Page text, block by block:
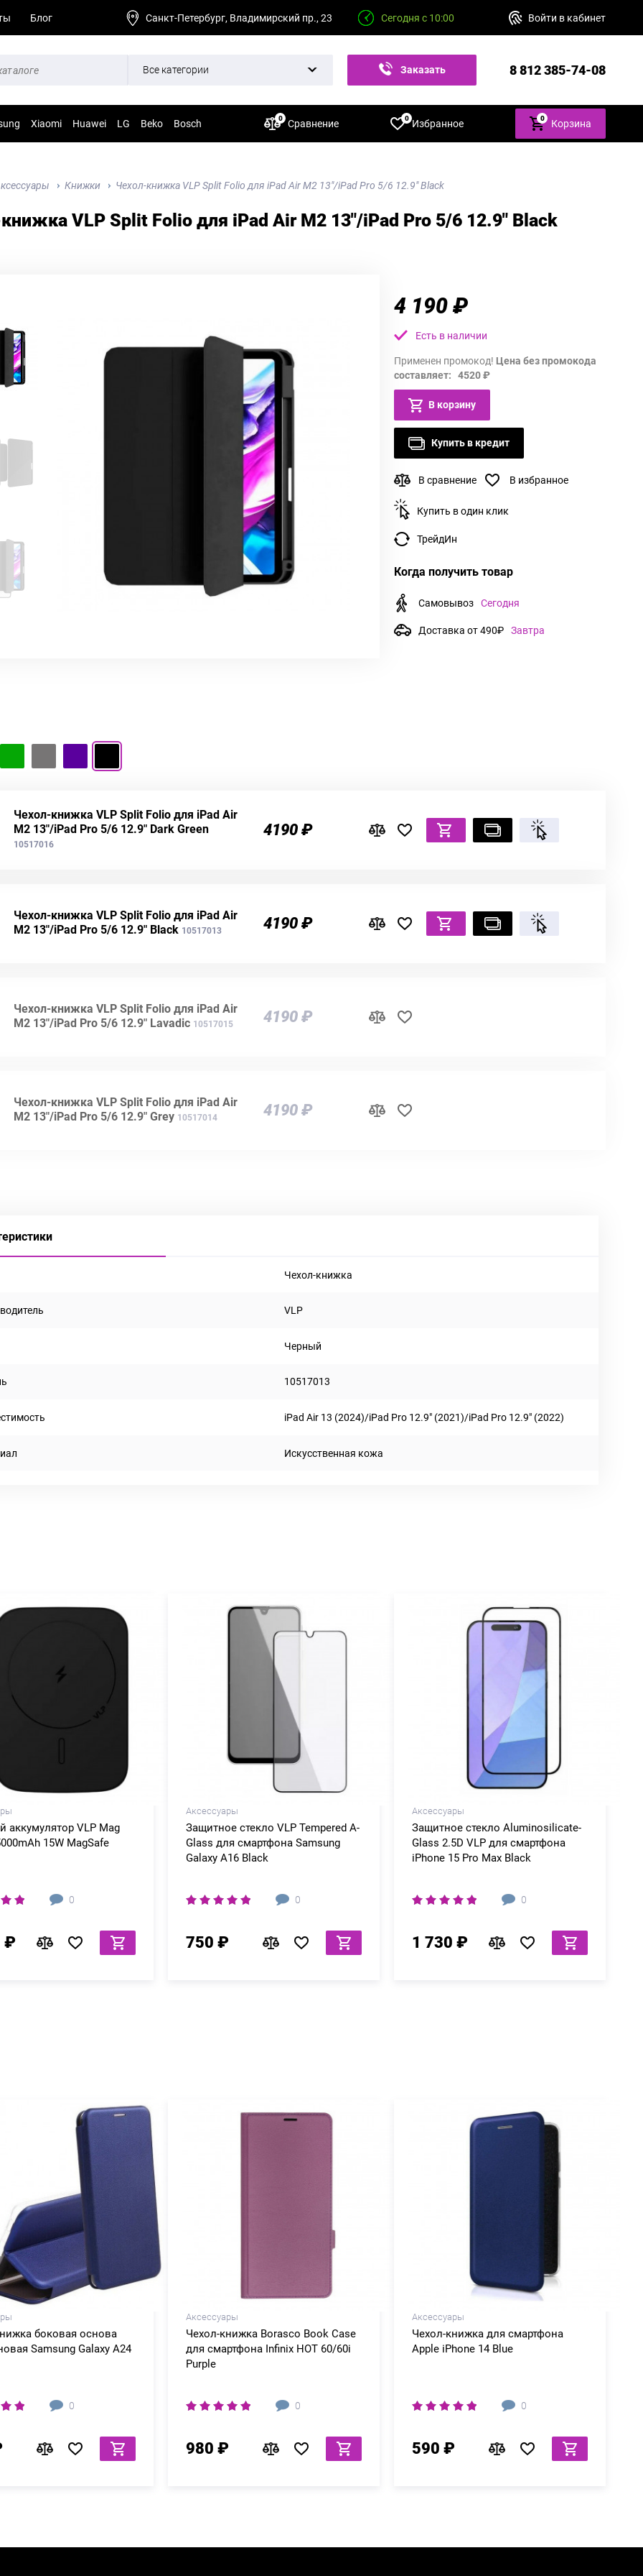
Блог Санкт-Петербург, Владимирский пр., 23 Сегодня с 10:00 Войти в кабинет
Все категории Заказать 8 812 385-74-08
Xiaomi Huawei LG Beko Bosch Сравнение
0 Избранное
0 0 Корзина
Книжки Чехол-книжка VLP Split Folio для iPad Air M2 13"/iPad Pro 5/6 12.9" Black
VLP Split Folio для iPad Air M2 13"/iPad Pro 5/6 12.9" Black
4 190 ₽
Есть в наличии
Применен промокод! Цена без промокода
составляет: 4520 ₽
В корзину
Купить в кредит
В сравнение В избранное
Купить в один клик
ТрейдИн
Когда получить товар
Самовывоз Сегодня
Доставка от 490₽ Завтра
Чехол-книжка VLP Split Folio для iPad Air
M2 13"/iPad Pro 5/6 12.9" Dark Green
10517016
4190 ₽
Чехол-книжка VLP Split Folio для iPad Air
M2 13"/iPad Pro 5/6 12.9" Black 10517013 4190 ₽
Чехол-книжка VLP Split Folio для iPad Air
M2 13"/iPad Pro 5/6 12.9" Lavadic 10517015 4190 ₽
Чехол-книжка VLP Split Folio для iPad Air
M2 13"/iPad Pro 5/6 12.9" Grey 10517014 4190 ₽
Чехол-книжка
VLP
Черный
10517013
iPad Air 13 (2024)/iPad Pro 12.9" (2021)/iPad Pro 12.9" (2022)
Искусственная кожа
аккумулятор VLP Mag
15W MagSafe
0
₽
Аксессуары
Защитное стекло VLP Tempered A-
Glass для смартфона Samsung
Galaxy A16 Black
0
750 ₽
Аксессуары
Защитное стекло Aluminosilicate-
Glass 2.5D VLP для смартфона
iPhone 15 Pro Max Black
0
1 730 ₽
боковая основа
Samsung Galaxy A24
0
Аксессуары
Чехол-книжка Borasco Book Case
для смартфона Infinix HOT 60/60i
Purple
0
980 ₽
Аксессуары
Чехол-книжка для смартфона
Apple iPhone 14 Blue
0
590 ₽